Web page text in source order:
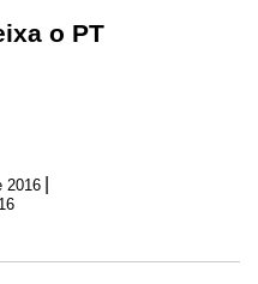
o PT
2016